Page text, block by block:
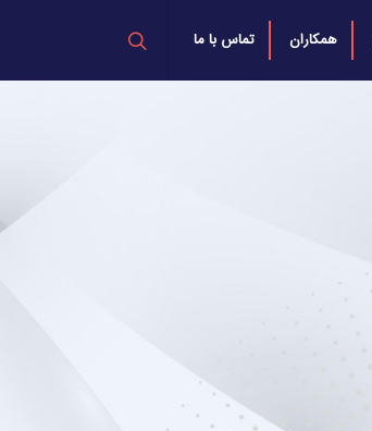
همکاران تماس با ما